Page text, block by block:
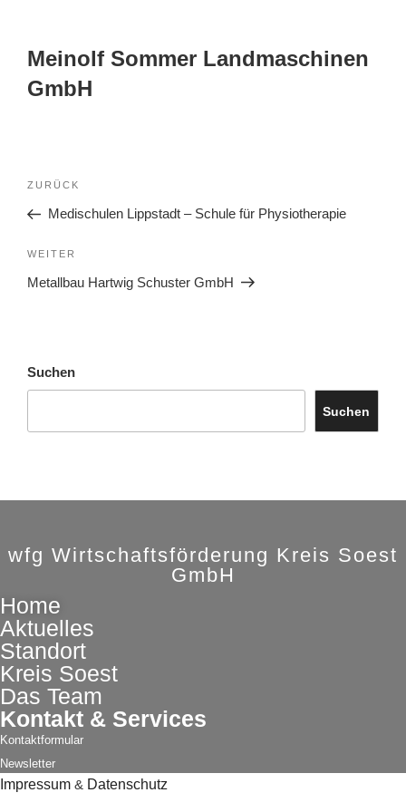
Meinolf Sommer Landmaschinen
GmbH
ZURÜCK
Medischulen Lippstadt – Schule für Physiotherapie
WEITER
Metallbau Hartwig Schuster GmbH
Suchen
Suchen
wfg Wirtschaftsförderung Kreis Soest
GmbH
Home
Aktuelles
Standort
Kreis Soest
Das Team
Kontakt & Services
Kontaktformular
Newsletter
Impressum & Datenschutz